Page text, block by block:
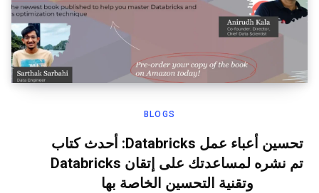
BLOGS
تحسين أعباء عمل Databricks: أحدث كتاب
تم نشره لمساعدتك على إتقان Databricks
وتقنية التحسين الخاصة بها